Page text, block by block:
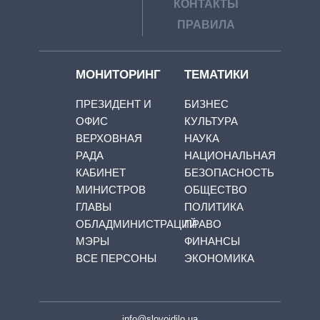
КОНТАКТЫ
ПРАВИЛА
МОНИТОРИНГ
ПРЕЗИДЕНТ И
ОФИС
ВЕРХОВНАЯ
РАДА
КАБИНЕТ
МИНИСТРОВ
ГЛАВЫ
ОБЛАДМИНИСТРАЦИЙ
МЭРЫ
ВСЕ ПЕРСОНЫ
ТЕМАТИКИ
БИЗНЕС
КУЛЬТУРА
НАУКА
НАЦИОНАЛЬНАЯ
БЕЗОПАСНОСТЬ
ОБЩЕСТВО
ПОЛИТИКА
ПРАВО
ФИНАНСЫ
ЭКОНОМИКА